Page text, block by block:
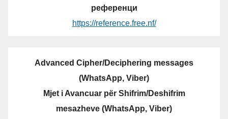
референци
https://reference.free.nf/
Advanced Cipher/Deciphering messages
(WhatsApp, Viber)
Mjet i Avancuar për Shifrim/Deshifrim
mesazheve (WhatsApp, Viber)